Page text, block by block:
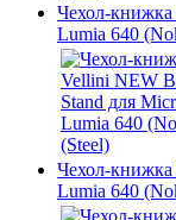
Чехол-
Lumia 640
Чехол-
Lumia 640